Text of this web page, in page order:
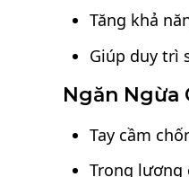
Tăng khả
Giúp duy trì
Ngăn Ngừa
Tay cầm
Trọng lượng